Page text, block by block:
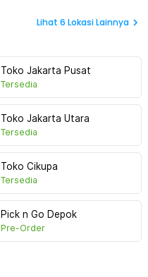
Lihat 6 Lokasi Lainnya
Toko Jakarta Pusat
Tersedia
Toko Jakarta Utara
Tersedia
Toko Cikupa
Tersedia
Pick n Go Depok
Pre-Order